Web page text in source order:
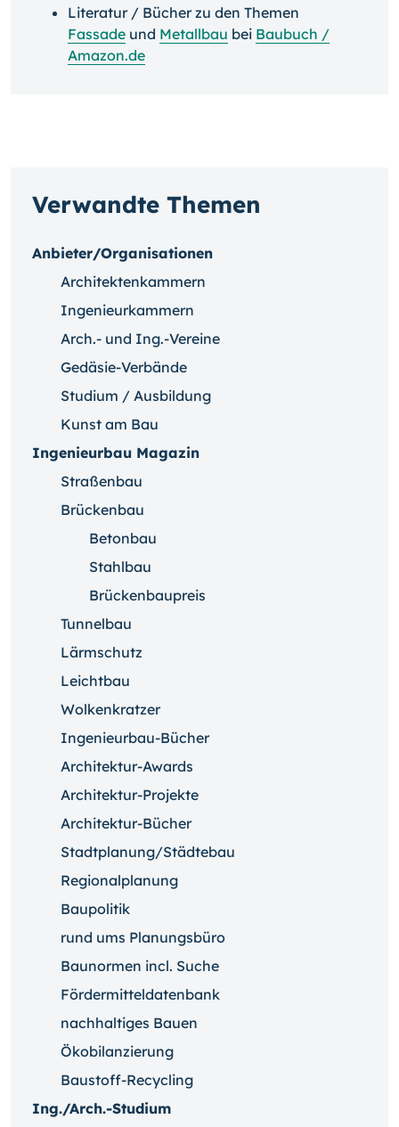
Literatur / Bücher zu den Themen
Fassade und Metallbau bei Baubuch /
Amazon.de
Verwandte Themen
Anbieter/Organisationen
Architektenkammern
Ingenieurkammern
Arch.- und Ing.-Vereine
Gedäsie-Verbände
Studium / Ausbildung
Kunst am Bau
Ingenieurbau Magazin
Straßenbau
Brückenbau
Betonbau
Stahlbau
Brückenbaupreis
Tunnelbau
Lärmschutz
Leichtbau
Wolkenkratzer
Ingenieurbau-Bücher
Architektur-Awards
Architektur-Projekte
Architektur-Bücher
Stadtplanung/Städtebau
Regionalplanung
Baupolitik
rund ums Planungsbüro
Baunormen incl. Suche
Fördermitteldatenbank
nachhaltiges Bauen
Ökobilanzierung
Baustoff-Recycling
Ing./Arch.-Studium